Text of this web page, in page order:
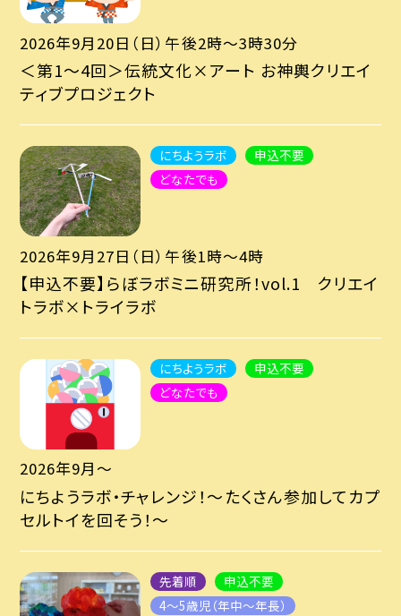
2026年9月20日（日）午後2時～3時30分
＜第1～4回＞伝統文化×アート お神輿クリエイ
ティブプロジェクト
にちようラボ
申込不要
どなたでも
2026年9月27日（日）午後1時～4時
【申込不要】らぼラボミニ研究所！vol.1 クリエイ
トラボ×トライラボ
にちようラボ
申込不要
どなたでも
2026年9月～
にちようラボ・チャレンジ！～たくさん参加してカプ
セルトイを回そう！～
先着順
申込不要
4～5歳児（年中～年長）